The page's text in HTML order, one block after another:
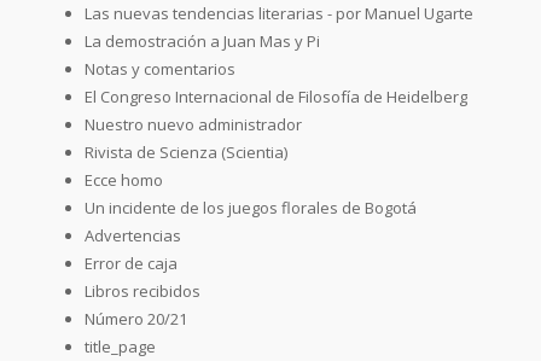
Las nuevas tendencias literarias - por Manuel Ugarte
La demostración a Juan Mas y Pi
Notas y comentarios
El Congreso Internacional de Filosofía de Heidelberg
Nuestro nuevo administrador
Rivista de Scienza (Scientia)
Ecce homo
Un incidente de los juegos florales de Bogotá
Advertencias
Error de caja
Libros recibidos
Número 20/21
title_page